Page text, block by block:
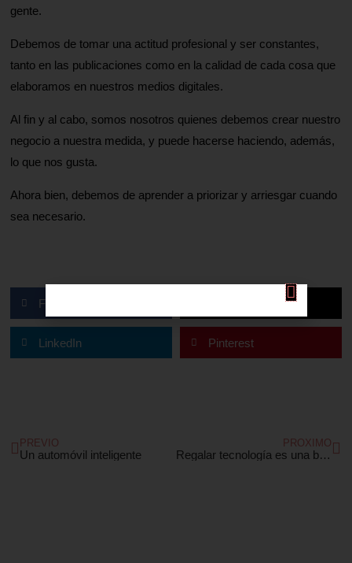
gente.
Debemos de tomar una actitud profesional y ser constantes,
tanto en las publicaciones como en la calidad de cada cosa que
elaboramos en nuestros medios digitales.
Al fin y al cabo, somos nosotros quienes debemos crear nuestro
negocio a nuestra medida, y puede hacerse haciendo, además,
lo que nos gusta.
Ahora bien, debemos de aprender a priorizar y arriesgar cuando
sea necesario.
Facebook
LinkedIn Pinterest
PREVIO
Un automóvil inteligente
PROXIMO
Regalar tecnología es una buena opción